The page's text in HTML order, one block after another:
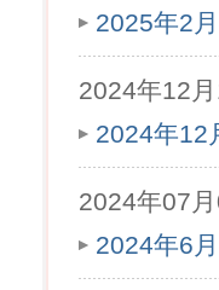
2025年2
2024年12月
2024年12
2024年07月
2024年6